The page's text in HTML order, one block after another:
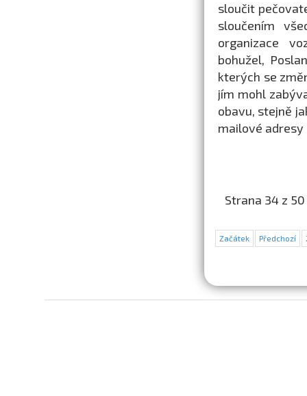
sloučit
sloučením
organizace
bohužel,
kterých se
jím mohl
obavu, stejně
mailové
Strana 34 z 50
Začátek Předchozí